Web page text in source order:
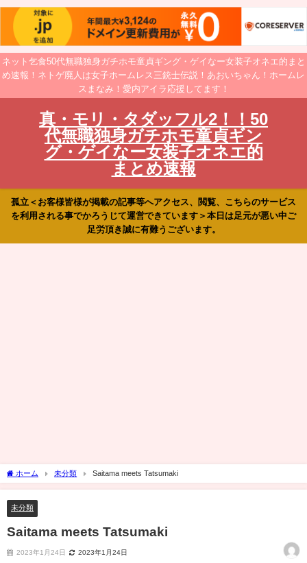
ネット乞食50代無職独身ガチホモ童貞ギング・ゲイなー女装子オネエ的まと
め速報！ネトゲ廃人は女子ホームレス三銃士伝説！あおいちゃん！ホームレ
スまなみ！愛内アイラ応援してます！
真・モリ・タダッフル2！！50
代無職独身ガチホモ童貞ギン
グ・ゲイなー女装子オネエ的
まとめ速報
孤立＜お客様皆様が掲載の記事等へアクセス、閲覧、こちらのサービス
を利用される事でかろうじて運営できています＞本日は足元が悪い中ご
足労頂き誠に有難うございます。
ホーム 未分類 Saitama meets Tatsumaki
未分類
Saitama meets Tatsumaki
2023年1月24日 2023年1月24日